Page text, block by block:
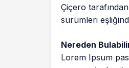
Çiçero
sürümleri
Nereden
Lorem Ipsum